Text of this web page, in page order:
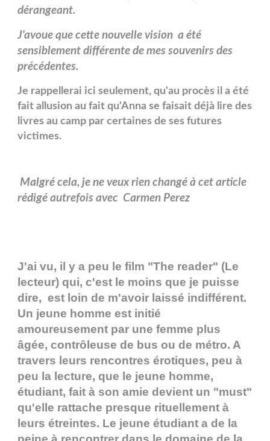
dérangeant.
J'avoue que cette nouvelle vision a été
sensiblement différente de mes souvenirs des
précédentes.
Je rappellerai ici seulement, qu'au procès il a été
fait allusion au fait qu'Anna se faisait déjà lire des
livres au camp par certaines de ses futures
victimes.
Malgré cela, je ne veux rien changé à cet article
rédigé autrefois avec Carmen Perez
J'ai vu, il y a peu le film "The reader" (Le
lecteur) qui, c'est le moins que je puisse
dire, est loin de m'avoir laissé indifférent.
Un jeune homme est initié
amoureusement par une femme plus
âgée, contrôleuse de bus ou de métro. A
travers leurs rencontres érotiques, peu à
peu la lecture, que le jeune homme,
étudiant, fait à son amie devient un "must"
qu'elle rattache presque rituellement à
leurs étreintes. Le jeune étudiant a de la